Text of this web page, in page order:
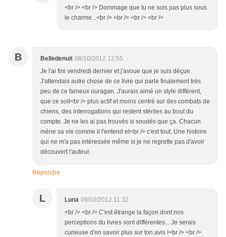
<br /> <br /> Dommage que tu ne sois pas plus sous
le charme...<br /> <br /> <br /> <br />
B Belledenuit 08/10/2012 12:55
Je l'ai fini vendredi dernier et j'avoue que je suis déçue.
J'attendais autre chose de ce livre qui parle finalement très
peu de ce fameux ouragan. J'aurais aimé un style différent,
que ce soit<br /> plus actif et moins centré sur des combats de
chiens, des interrogations qui restent stériles au bout du
compte. Je ne les ai pas trouvés si soudés que ça. Chacun
mène sa vie comme il l'entend et<br /> c'est tout. Une histoire
qui ne m'a pas intéressée même si je ne regrette pas d'avoir
découvert l'auteur.
Répondre
L Luna 09/10/2012 11:32
<br /> <br /> C'est êtrange la façon dont nos
perceptions du livres sont différentes... Je serais
curieuse d'en savoir plus sur ton avis !<br /> <br />